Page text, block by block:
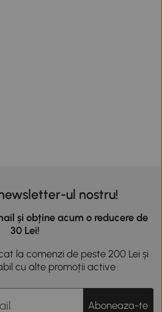
ul nostru!
și obține acum o reducere de
30 Lei!
la comenzi de peste 200 Lei și
cu alte promoții active
Aboneaza-te